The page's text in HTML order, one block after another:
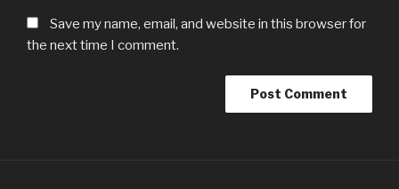
Save my name, email, and website in this browser for
the next time I comment.